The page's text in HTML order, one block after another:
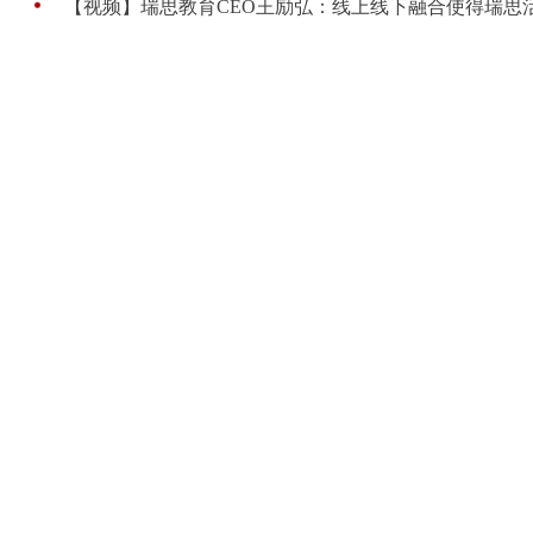
【视频】瑞思教育CEO王励弘：线上线下融合使得瑞思